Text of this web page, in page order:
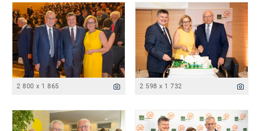
2 800 x 1 865 2 598 x 1 732